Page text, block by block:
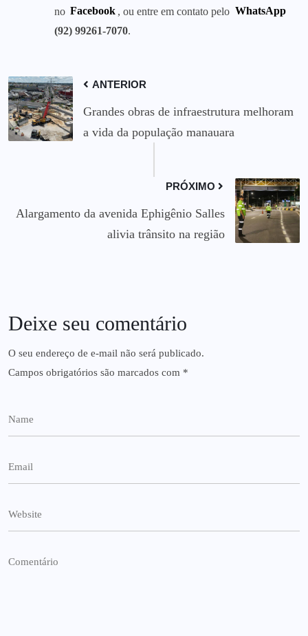
no Facebook , ou entre em contato pelo WhatsApp
(92) 99261-7070.
ANTERIOR
Grandes obras de infraestrutura melhoram
a vida da população manauara
PRÓXIMO
Alargamento da avenida Ephigênio Salles
alivia trânsito na região
Deixe seu comentário
O seu endereço de e-mail não será publicado.
Campos obrigatórios são marcados com *